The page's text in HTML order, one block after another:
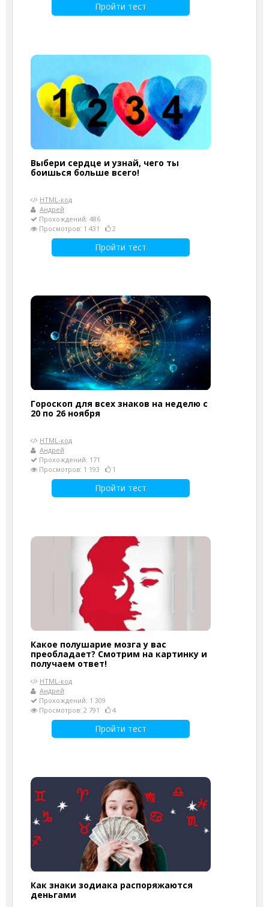
Пройти тест
Выбери сердце и узнай, чего ты
боишься больше всего!
HTML-код
Андрей
Прохождений: 486
Просмотров: 1 431
2
Пройти тест
Гороскоп для всех знаков на неделю с
20 по 26 ноября
HTML-код
Андрей
Прохождений: 171
Просмотров: 1 193
1
Пройти тест
Какое полушарие мозга у вас
преобладает? Смотрим на картинку и
получаем ответ!
HTML-код
Андрей
Прохождений: 1 309
Просмотров: 2 791
4
Пройти тест
Как знаки зодиака распоряжаются
деньгами